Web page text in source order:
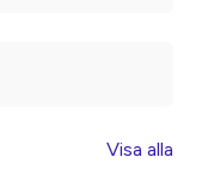
Visa alla